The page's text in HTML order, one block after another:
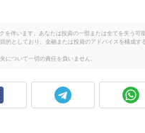
伴います。あなたは投資の一部または全てを失う可
的としており、金融または投資のアドバイスを構成
について一切の責任を負いません。